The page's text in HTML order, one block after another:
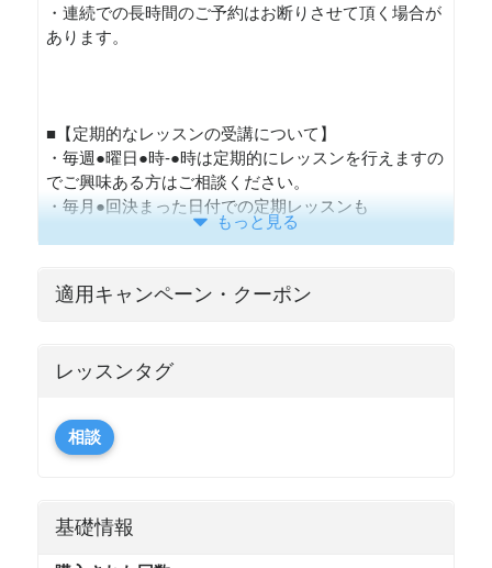
・連続での長時間のご予約はお断りさせて頂く場合が
あります。
■【定期的なレッスンの受講について】
・毎週●曜日●時-●時は定期的にレッスンを行えますの
でご興味ある方はご相談ください。
・毎月●回決まった日付での定期レッスンも
もっと見る
適用キャンペーン・クーポン
レッスンタグ
相談
基礎情報